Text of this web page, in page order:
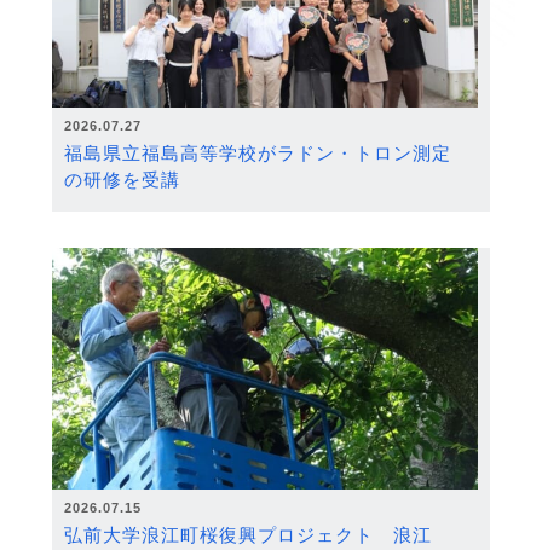
2026.07.27
福島県立福島高等学校がラドン・トロン測定
の研修を受講
2026.07.15
弘前大学浪江町桜復興プロジェクト 浪江